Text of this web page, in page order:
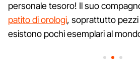
personale tesoro! Il suo
patito di orologi, soprattutto pezzi
esistono pochi esemplari al